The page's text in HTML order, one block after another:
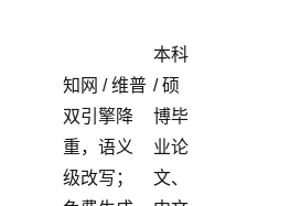
知网 / 维普
双引擎降
重，语义
级改写；
本科
/ 硕
博毕
业论
文、